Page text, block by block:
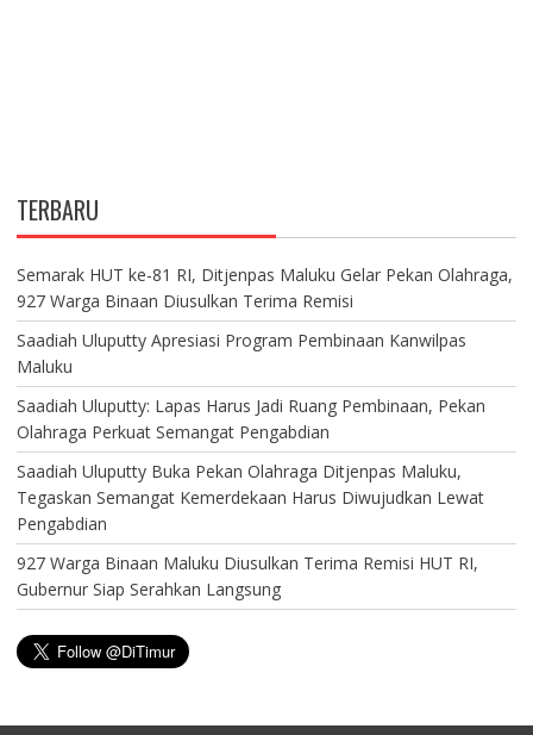
TERBARU
Semarak HUT ke-81 RI, Ditjenpas Maluku Gelar Pekan Olahraga,
927 Warga Binaan Diusulkan Terima Remisi
Saadiah Uluputty Apresiasi Program Pembinaan Kanwilpas
Maluku
Saadiah Uluputty: Lapas Harus Jadi Ruang Pembinaan, Pekan
Olahraga Perkuat Semangat Pengabdian
Saadiah Uluputty Buka Pekan Olahraga Ditjenpas Maluku,
Tegaskan Semangat Kemerdekaan Harus Diwujudkan Lewat
Pengabdian
927 Warga Binaan Maluku Diusulkan Terima Remisi HUT RI,
Gubernur Siap Serahkan Langsung